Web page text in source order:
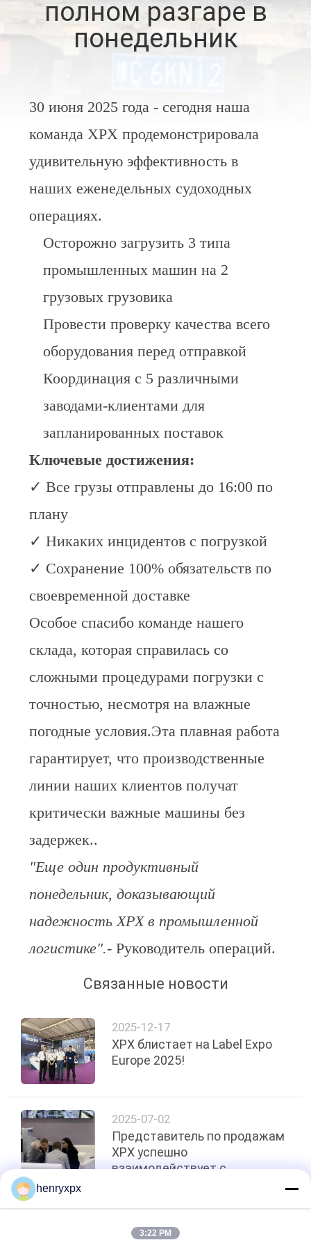
ЭКСКУРСИЯ
КОНТРОЛЬ
КАЧЕСТВА
СВЯЖИТЕСЬ
НАМИ
НОВОСТИ
СЛУЧАИ
КАРТА
ПОЛИТИКА
КОНФИДЕНЦИАЛЬНОСТИ
полном разгаре в
понедельник
30 июня 2025 года - сегодня наша
команда XPX продемонстрировала
удивительную эффективность в
наших еженедельных судоходных
операциях.
Осторожно загрузить 3 типа
промышленных машин на 2
грузовых грузовика
Провести проверку качества всего
оборудования перед отправкой
Координация с 5 различными
заводами-клиентами для
запланированных поставок
Ключевые достижения:
✓ Все грузы отправлены до 16:00 по
плану
✓ Никаких инцидентов с погрузкой
✓ Сохранение 100% обязательств по
своевременной доставке
Особое спасибо команде нашего
склада, которая справилась со
сложными процедурами погрузки с
точностью, несмотря на влажные
погодные условия.Эта плавная работа
гарантирует, что производственные
линии наших клиентов получат
критически важные машины без
задержек..
"Еще один продуктивный
понедельник, доказывающий
надежность XPX в промышленной
логистике".- Руководитель операций.
Связанные новости
2025-12-17
XPX блистает на Label Expo
Europe 2025!
2025-07-02
Представитель по продажам
XPX успешно
взаимодействует с
Топ
henryxpx
3:22 PM